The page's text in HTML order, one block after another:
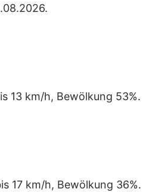
13 km/h, Bewölkung 53%.
17 km/h, Bewölkung 36%.